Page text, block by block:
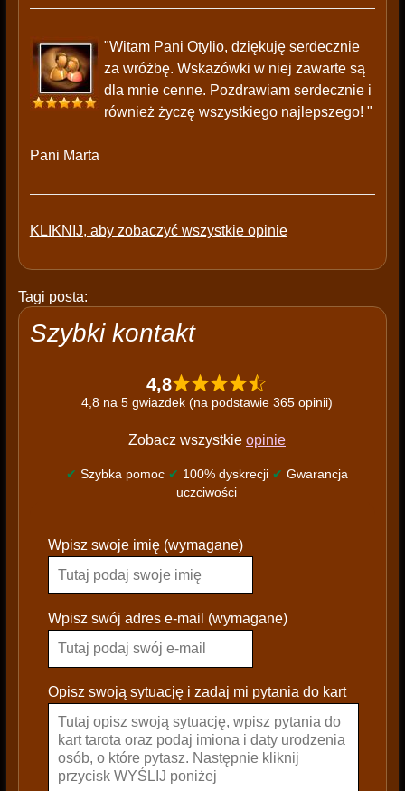
"Witam Pani Otylio, dziękuję serdecznie
za wróżbę. Wskazówki w niej zawarte są
dla mnie cenne. Pozdrawiam serdecznie i
również życzę wszystkiego najlepszego! "
Pani Marta
KLIKNIJ, aby zobaczyć wszystkie opinie
Tagi posta:
Szybki kontakt
4,8
4,8 na 5 gwiazdek (na podstawie 365 opinii)
Zobacz wszystkie opinie
✔ Szybka pomoc ✔ 100% dyskrecji ✔ Gwarancja
uczciwości
l
a
s
e
a
Wpisz swoje imię (wymagane)
Wpisz swój adres e-mail (wymagane)
Opisz swoją sytuację i zadaj mi pytania do kart